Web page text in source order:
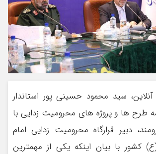
سید محمود حسینی پور استاندار
طرح ها و پروژه های محرومیت زدایی با
دبیر قرارگاه محرومیت زدایی امام
با بیان اینکه یکی از مهمترین